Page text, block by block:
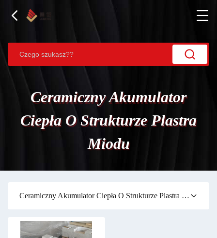
Ceramiczny Akumulator
Ciepła O Strukturze Plastra
Miodu
Ceramiczny Akumulator Ciepła O Strukturze Plastra Miodu